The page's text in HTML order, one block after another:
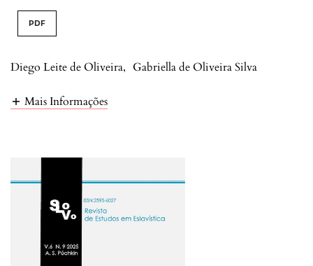
PDF
Diego Leite de Oliveira, Gabriella de Oliveira Silva
Mais Informações